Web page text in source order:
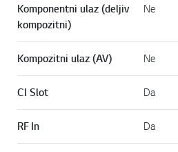
Komponentni ulaz (deljiv
kompozitni)
Ne
Kompozitni ulaz (AV) Ne
CI Slot Da
RF In Da